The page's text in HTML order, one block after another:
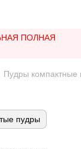
ПОЛНАЯ
Пудры
пудры